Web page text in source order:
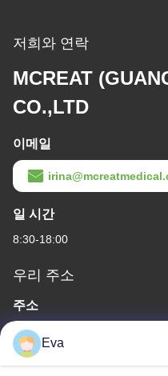
저희와 연락
MCREAT
CO.,LTD
이메일
일 시간
8:30-18:00
우리 주소
주소
3층, B15 후아추앙 산업구역,
광둥 중국
Eva